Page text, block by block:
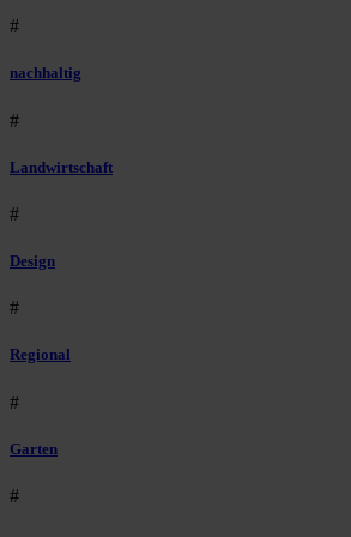
#
nachhaltig
#
Landwirtschaft
#
Design
#
Regional
#
Garten
#